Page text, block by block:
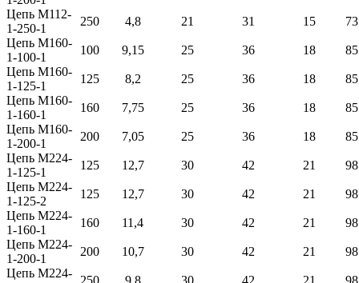
Цепь М112-
1-250-1
250 4,8 21 31 15
73
Цепь М160-
1-100-1
100 9,15 25 36 18
85
Цепь М160-
1-125-1
125 8,2 25 36 18
85
Цепь М160-
1-160-1
160 7,75 25 36 18
85
Цепь М160-
1-200-1
200 7,05 25 36 18
85
Цепь М224-
1-125-1
125 12,7 30 42 21
98
Цепь М224-
1-125-2
125 12,7 30 42 21
98
Цепь М224-
1-160-1
160 11,4 30 42 21
98
Цепь М224-
1-200-1
200 10,7 30 42 21
98
Цепь М224-
250 9,8 30 42 21
98